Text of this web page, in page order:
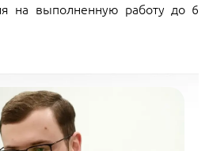
на выполненную работу до 6